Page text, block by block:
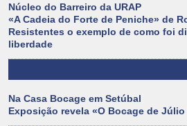
Núcleo do Barreiro da URAP
«A Cadeia do Forte de Peniche» de
Resistentes o exemplo de como foi
liberdade
Na Casa Bocage em Setúbal
Exposição revela «O Bocage de Júlio